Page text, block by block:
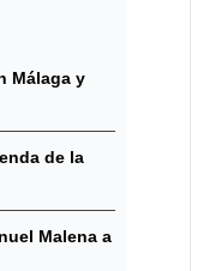
Málaga y
de la
Malena a